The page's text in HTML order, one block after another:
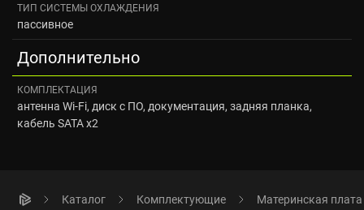
ТИП СИСТЕМЫ ОХЛАЖДЕНИЯ
пассивное
Дополнительно
КОМПЛЕКТАЦИЯ
антенна Wi-Fi, диск с ПО, документация, задняя планка,
кабель SATA x2
Каталог Комплектующие Материнская плата